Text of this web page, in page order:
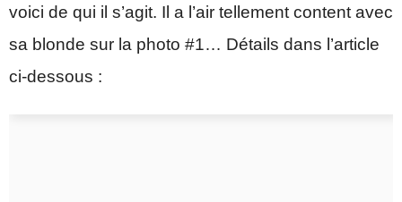
voici de qui il s’agit. Il a l’air tellement content avec
sa blonde sur la photo #1… Détails dans l’article
ci-dessous :